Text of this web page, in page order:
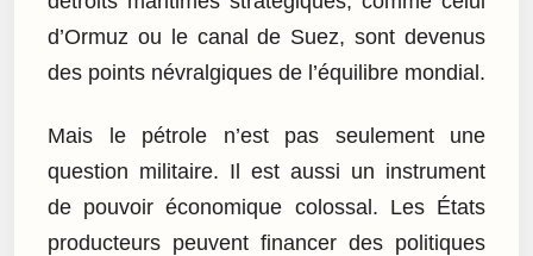
d’Ormuz ou le canal de Suez, sont devenus
des points névralgiques de l’équilibre mondial.
Mais le pétrole n’est pas seulement une
question militaire. Il est aussi un instrument
de pouvoir économique colossal. Les États
producteurs peuvent financer des politiques